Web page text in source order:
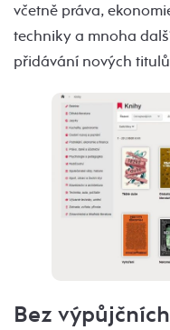
včetně práva,
techniky a mnoha
přidávání nových
Bez